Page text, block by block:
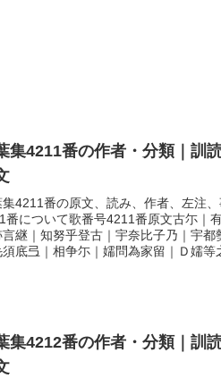
集4211番の作者・分類｜訓
集4211番の原文、読み、作者、左注
番について歌番号4211番原文古尓｜
言継｜知努乎登古｜宇奈比子乃｜宇都
須底弖｜相争尓｜嬬問為家留｜Ｄ嬬等
集4212番の作者・分類｜訓